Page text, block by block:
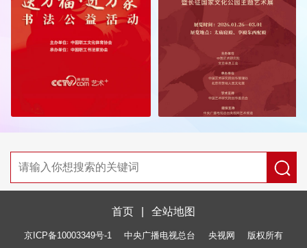
首页 全站地图
京ICP备10003349号-1 中央广播电视总台 央视网 版权所有